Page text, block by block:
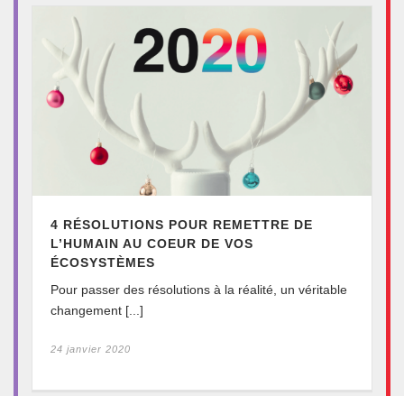
4 RÉSOLUTIONS POUR REMETTRE DE
L’HUMAIN AU COEUR DE VOS
ÉCOSYSTÈMES
Pour passer des résolutions à la réalité, un véritable
changement [...]
24 janvier 2020